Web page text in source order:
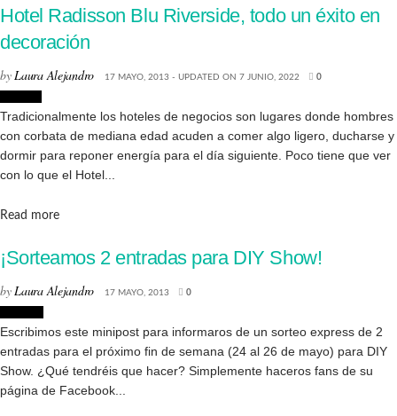
Hotel Radisson Blu Riverside, todo un éxito en
decoración
by Laura Alejandro 17 MAYO, 2013 - UPDATED ON 7 JUNIO, 2022 0
Tradicionalmente los hoteles de negocios son lugares donde hombres
con corbata de mediana edad acuden a comer algo ligero, ducharse y
dormir para reponer energía para el día siguiente. Poco tiene que ver
con lo que el Hotel...
Read moreDetails
¡Sorteamos 2 entradas para DIY Show!
byLaura Alejandro 17 MAYO, 2013 0
Escribimos este minipost para informaros de un sorteo express de 2
entradas para el próximo fin de semana (24 al 26 de mayo) para DIY
Show. ¿Qué tendréis que hacer? Simplemente haceros fans de su
página de Facebook...